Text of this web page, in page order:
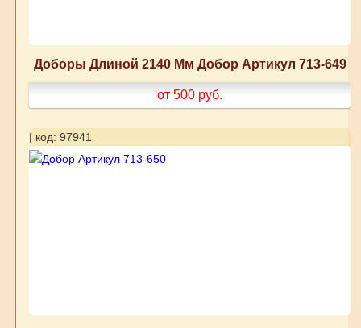
Доборы Длиной 2140 Мм Добор Артикул 713-649
от 500 руб.
| код: 97941